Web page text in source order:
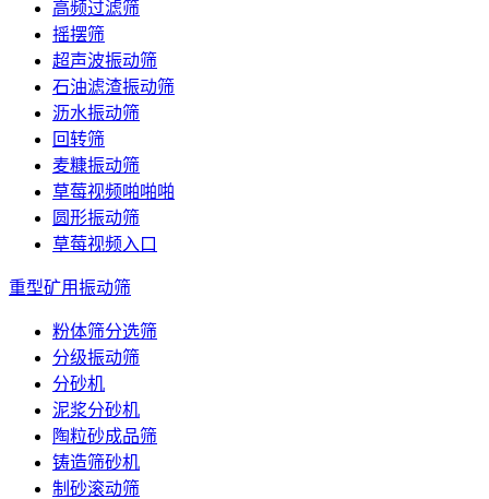
高频过滤筛
摇摆筛
超声波振动筛
石油滤渣振动筛
沥水振动筛
回转筛
麦糠振动筛
草莓视频啪啪啪
圆形振动筛
草莓视频入口
重型矿用振动筛
粉体筛分选筛
分级振动筛
分砂机
泥浆分砂机
陶粒砂成品筛
铸造筛砂机
制砂滚动筛